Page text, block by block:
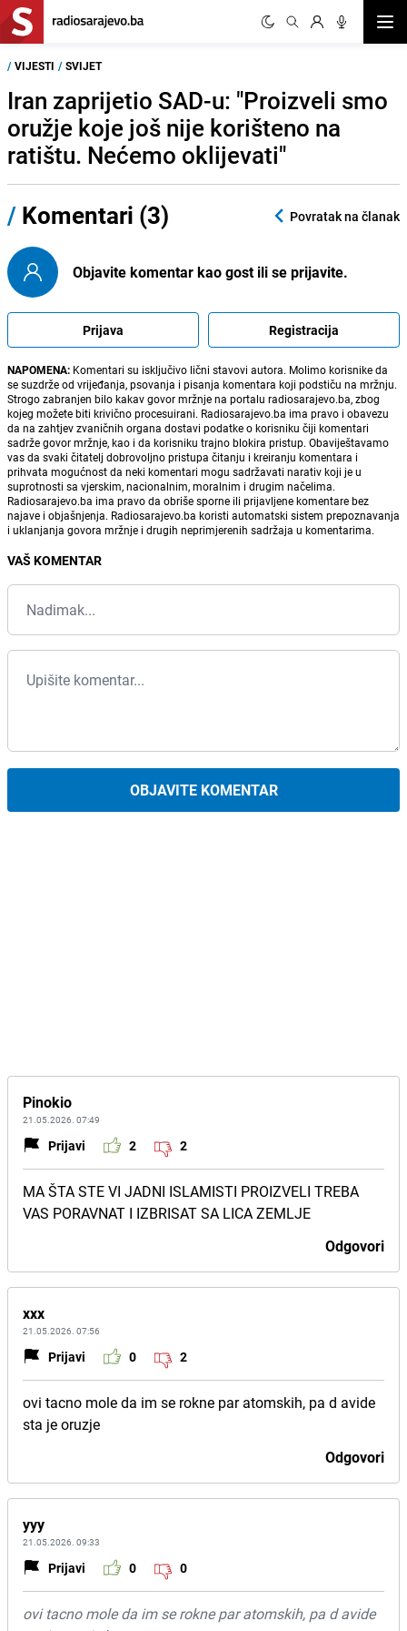
/ VIJESTI / SVIJET
Iran zaprijetio SAD-u: "Proizveli smo
oružje koje još nije korišteno na
ratištu. Nećemo oklijevati"
/ Komentari (3) Povratak na članak
Objavite komentar kao gost ili se prijavite.
Prijava Registracija
NAPOMENA: Komentari su isključivo lični stavovi autora. Molimo korisnike da
se suzdrže od vrijeđanja, psovanja i pisanja komentara koji podstiču na mržnju.
Strogo zabranjen bilo kakav govor mržnje na portalu radiosarajevo.ba, zbog
kojeg možete biti krivično procesuirani. Radiosarajevo.ba ima pravo i obavezu
da na zahtjev zvaničnih organa dostavi podatke o korisniku čiji komentari
sadrže govor mržnje, kao i da korisniku trajno blokira pristup. Obaviještavamo
vas da svaki čitatelj dobrovoljno pristupa čitanju i kreiranju komentara i
prihvata mogućnost da neki komentari mogu sadržavati narativ koji je u
suprotnosti sa vjerskim, nacionalnim, moralnim i drugim načelima.
Radiosarajevo.ba ima pravo da obriše sporne ili prijavljene komentare bez
najave i objašnjenja. Radiosarajevo.ba koristi automatski sistem prepoznavanja
i uklanjanja govora mržnje i drugih neprimjerenih sadržaja u komentarima.
VAŠ KOMENTAR
OBJAVITE KOMENTAR
Pinokio
21.05.2026. 07:49
Prijavi 2 2
MA ŠTA STE VI JADNI ISLAMISTI PROIZVELI TREBA
VAS PORAVNAT I IZBRISAT SA LICA ZEMLJE
Odgovori
xxx
21.05.2026. 07:56
Prijavi 0 2
ovi tacno mole da im se rokne par atomskih, pa d avide
sta je oruzje
Odgovori
yyy
21.05.2026. 09:33
Prijavi 0 0
ovi tacno mole da im se rokne par atomskih, pa d avide